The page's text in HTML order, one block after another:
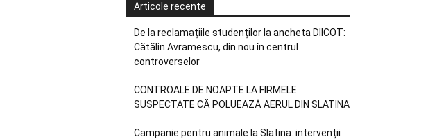
Articole recente
De la reclamațiile studenților la ancheta DIICOT:
Cătălin Avramescu, din nou în centrul
controverselor
CONTROALE DE NOAPTE LA FIRMELE
SUSPECTATE CĂ POLUEAZĂ AERUL DIN SLATINA
Campanie pentru animale la Slatina: intervenții